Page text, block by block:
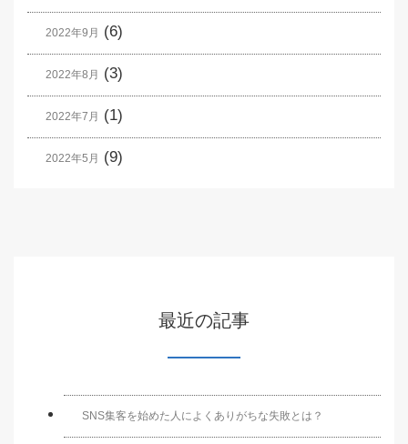
2022年9月 (6)
2022年8月 (3)
2022年7月 (1)
2022年5月 (9)
最近の記事
SNS集客を始めた人によくありがちな失敗とは？